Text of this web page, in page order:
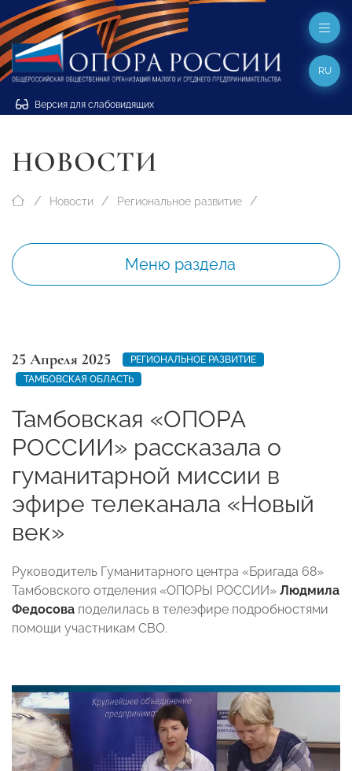
Версия для слабовидящих
RU
НОВОСТИ
Новости Региональное развитие
Меню раздела
25 Апреля 2025
РЕГИОНАЛЬНОЕ РАЗВИТИЕ
ТАМБОВСКАЯ ОБЛАСТЬ
Тамбовская «ОПОРА
РОССИИ» рассказала о
гуманитарной миссии в
эфире телеканала «Новый
век»
Руководитель Гуманитарного центра «Бригада 68»
Тамбовского отделения «ОПОРЫ РОССИИ» Людмила
Федосова поделилась в телеэфире подробностями
помощи участникам СВО.